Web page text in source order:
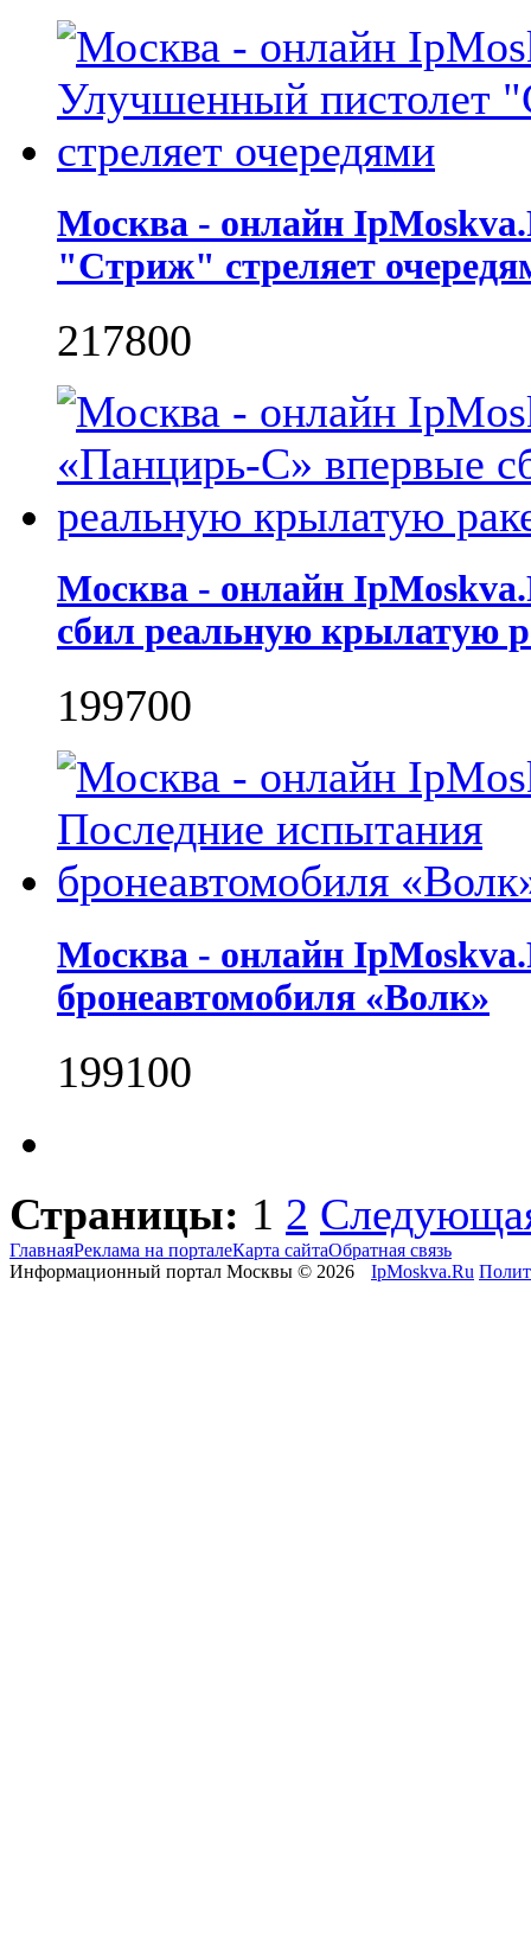
Москва - онлайн
"Стриж" стреляет
217800
Москва - онлайн
сбил реальную крылатую
199700
Москва - онлайн
бронеавтомобиля «Волк»
199100
Страницы: 1 2
ГлавнаяРеклама на порталеКарта сайтаОбратная связь
Информационный портал Москвы © 2026
IpMoskva.Ru